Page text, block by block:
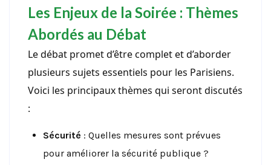
Les Enjeux de la Soirée : Thèmes
Abordés au Débat
Le débat promet d’être complet et d’aborder
plusieurs sujets essentiels pour les Parisiens.
Voici les principaux thèmes qui seront discutés
:
Sécurité : Quelles mesures sont prévues
pour améliorer la sécurité publique ?